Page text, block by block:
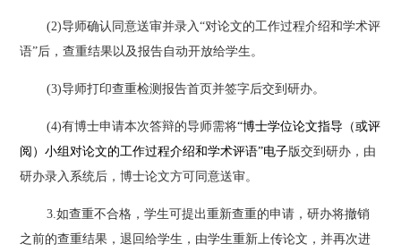
(2)导师确认同意送审并录入“对论文的工作过程介绍和学术评
语”后，查重结果以及报告自动开放给学生。
(3)导师打印查重检测报告首页并签字后交到研办。
(4)有博士申请本次答辩的导师需将“博士学位论文指导（或评
阅）小组对论文的工作过程介绍和学术评语”电子版交到研办，由
研办录入系统后，博士论文方可同意送审。
3.如查重不合格，学生可提出重新查重的申请，研办将撤销
之前的查重结果，退回给学生，由学生重新上传论文，并再次进